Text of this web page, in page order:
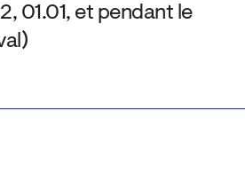
01.01, et pendant le